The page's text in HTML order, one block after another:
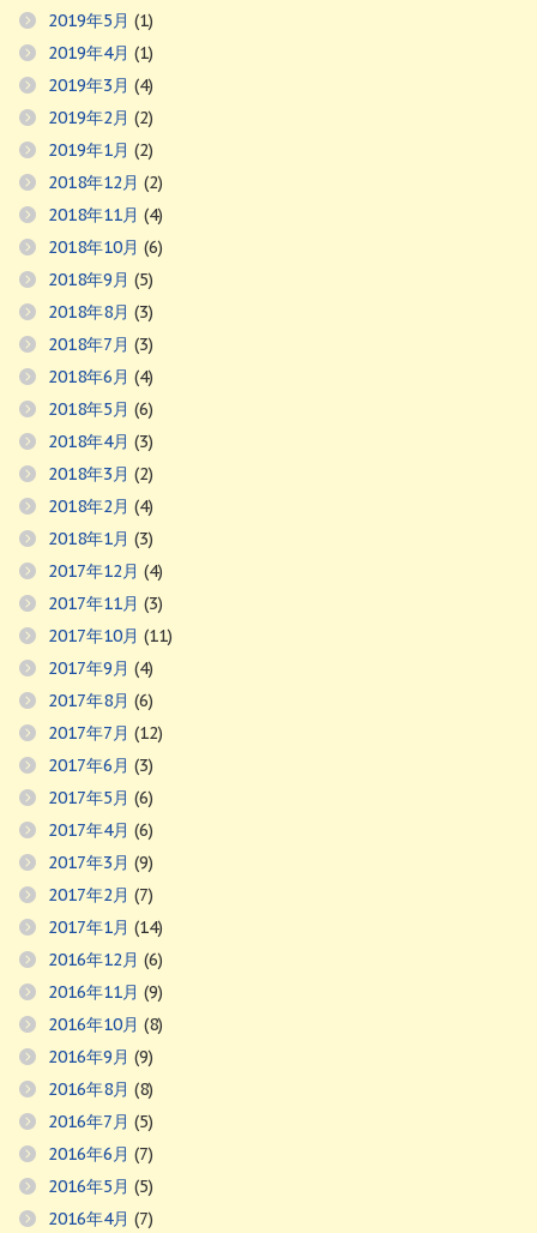
2019年5月 (1)
2019年4月 (1)
2019年3月 (4)
2019年2月 (2)
2019年1月 (2)
2018年12月 (2)
2018年11月 (4)
2018年10月 (6)
2018年9月 (5)
2018年8月 (3)
2018年7月 (3)
2018年6月 (4)
2018年5月 (6)
2018年4月 (3)
2018年3月 (2)
2018年2月 (4)
2018年1月 (3)
2017年12月 (4)
2017年11月 (3)
2017年10月 (11)
2017年9月 (4)
2017年8月 (6)
2017年7月 (12)
2017年6月 (3)
2017年5月 (6)
2017年4月 (6)
2017年3月 (9)
2017年2月 (7)
2017年1月 (14)
2016年12月 (6)
2016年11月 (9)
2016年10月 (8)
2016年9月 (9)
2016年8月 (8)
2016年7月 (5)
2016年6月 (7)
2016年5月 (5)
2016年4月 (7)